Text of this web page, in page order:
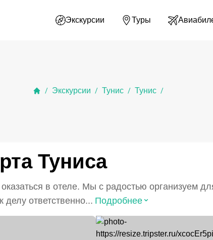
Экскурсии Туры
/ Экскурсии / Тунис / Тунис /
Туниса
в отеле. Мы с радостью организуем
ответственно... Подробнее⌃